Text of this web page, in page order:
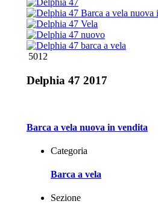
5012
Delphia 47 2017
Barca a vela nuova in vendita
Categoria
Barca a vela
Sezione